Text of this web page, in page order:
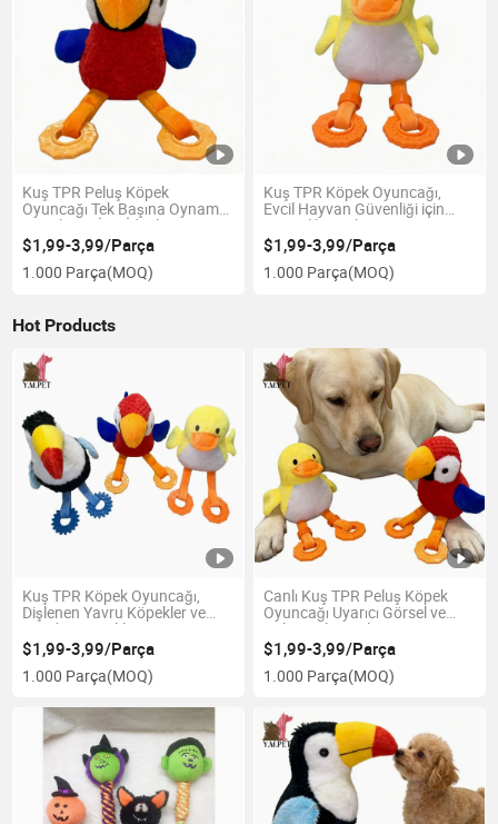
Kuş TPR Peluş Köpek
Oyuncağı Tek Başına Oynama
ve Eğlence İçin İdeal
$1,99-3,99/Parça
1.000 Parça(MOQ)
Kuş TPR Köpek Oyuncağı,
Evcil Hayvan Güvenliği için
Güvenlik Testlerini Geçiyor
$1,99-3,99/Parça
1.000 Parça(MOQ)
Hot Products
Kuş TPR Köpek Oyuncağı,
Dişlenen Yavru Köpekler ve
Yetişkin Köpekler için
Mükemmel
$1,99-3,99/Parça
1.000 Parça(MOQ)
Canlı Kuş TPR Peluş Köpek
Oyuncağı Uyarıcı Görsel ve
Dokunsal Duyular
$1,99-3,99/Parça
1.000 Parça(MOQ)